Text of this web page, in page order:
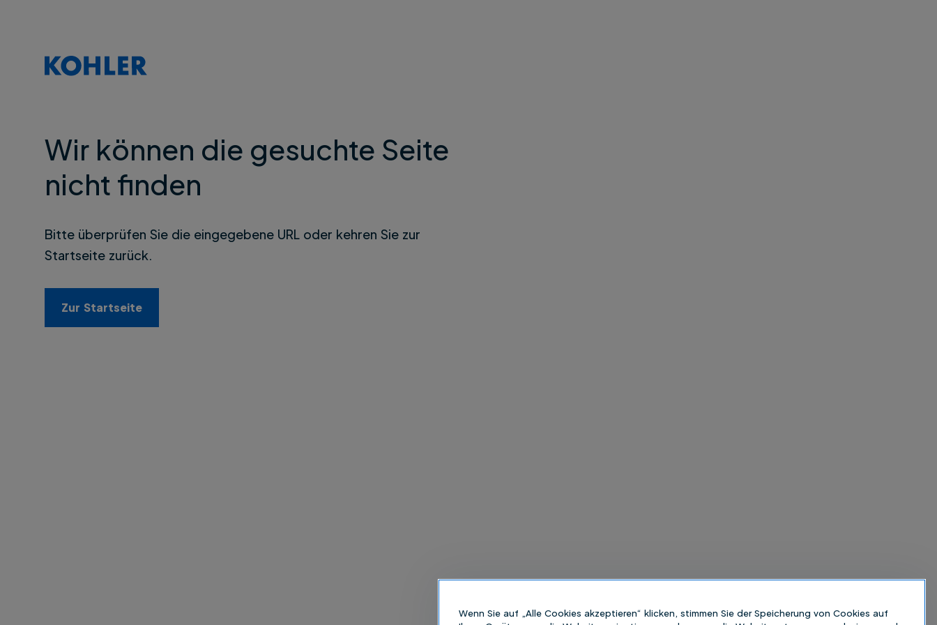
Wir können die gesuchte Seite
nicht finden
Bitte überprüfen Sie die eingegebene URL oder kehren Sie zur
Startseite zurück.
Zur Startseite
Wenn Sie auf „Alle Cookies akzeptieren“ klicken, stimmen Sie der Speicherung von Cookies auf